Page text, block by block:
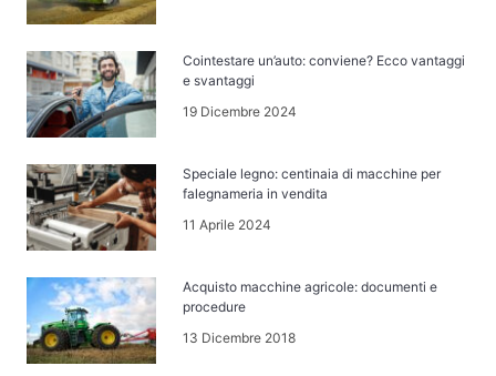
Cointestare un’auto: conviene? Ecco vantaggi
e svantaggi
19 Dicembre 2024
Speciale legno: centinaia di macchine per
falegnameria in vendita
11 Aprile 2024
Acquisto macchine agricole: documenti e
procedure
13 Dicembre 2018